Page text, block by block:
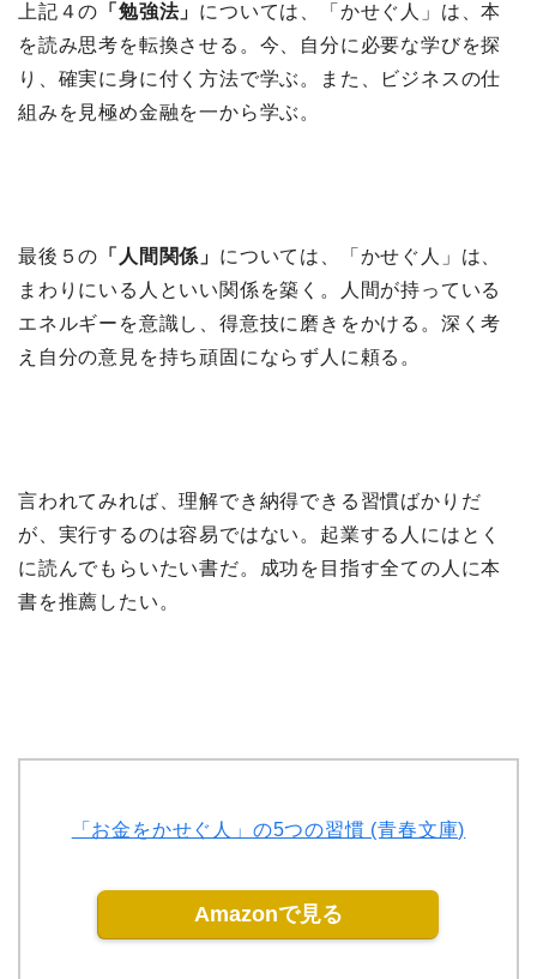
上記４の 「勉強法」 については、「かせぐ人」は、本
を読み思考を転換させる。今、自分に必要な学びを探
り、確実に身に付く方法で学ぶ。また、ビジネスの仕
組みを見極め金融を一から学ぶ。
最後５の 「人間関係」 については、「かせぐ人」は、
まわりにいる人といい関係を築く。人間が持っている
エネルギーを意識し、得意技に磨きをかける。深く考
え自分の意見を持ち頑固にならず人に頼る。
言われてみれば、理解でき納得できる習慣ばかりだ
が、実行するのは容易ではない。起業する人にはとく
に読んでもらいたい書だ。成功を目指す全ての人に本
書を推薦したい。
「お金をかせぐ人」の5つの習慣 (青春文庫)
Amazonで見る